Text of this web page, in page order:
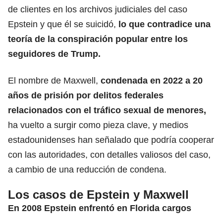
de clientes en los archivos judiciales del caso
Epstein y que él se suicidó, lo que contradice una
teoría de la conspiración popular entre los
seguidores de Trump.
El nombre de Maxwell, condenada en 2022 a 20
años de prisión por delitos federales
relacionados con el tráfico sexual de menores,
ha vuelto a surgir como pieza clave, y medios
estadounidenses han señalado que podría cooperar
con las autoridades, con detalles valiosos del caso,
a cambio de una reducción de condena.
Los casos de Epstein y Maxwell
En 2008 Epstein enfrentó en Florida cargos